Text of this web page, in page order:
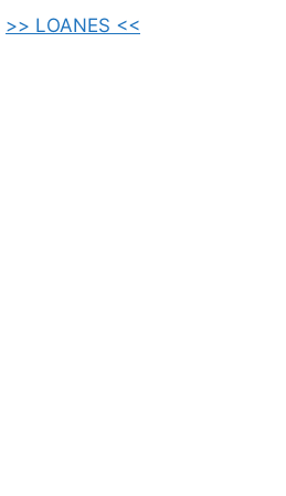
>> LOANES <<